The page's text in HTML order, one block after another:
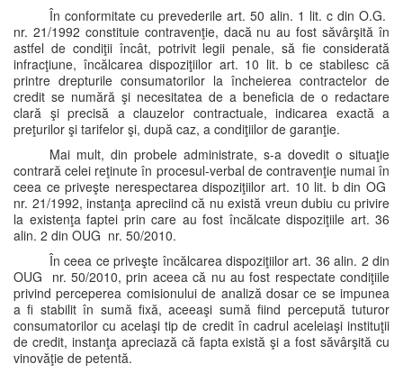
În conformitate cu prevederile art. 50 alin. 1 lit. c din O.G.
nr. 21/1992 constituie contravenţie, dacă nu au fost săvârşită în
astfel de condiţii încât, potrivit legii penale, să fie considerată
infracţiune, încălcarea dispoziţiilor art. 10 lit. b ce stabilesc că
printre drepturile consumatorilor la încheierea contractelor de
credit se numără şi necesitatea de a beneficia de o redactare
clară şi precisă a clauzelor contractuale, indicarea exactă a
preţurilor şi tarifelor şi, după caz, a condiţiilor de garanţie.
Mai mult, din probele administrate, s-a dovedit o situaţie
contrară celei reţinute în procesul-verbal de contravenţie numai în
ceea ce priveşte nerespectarea dispoziţiilor art. 10 lit. b din OG
nr. 21/1992, instanţa apreciind că nu există vreun dubiu cu privire
la existenţa faptei prin care au fost încălcate dispoziţiile art. 36
alin. 2 din OUG nr. 50/2010.
În ceea ce priveşte încălcarea dispoziţiilor art. 36 alin. 2 din
OUG nr. 50/2010, prin aceea că nu au fost respectate condiţiile
privind perceperea comisionului de analiză dosar ce se impunea
a fi stabilit în sumă fixă, aceeaşi sumă fiind percepută tuturor
consumatorilor cu acelaşi tip de credit în cadrul aceleiaşi instituţii
de credit, instanţa apreciază că fapta există şi a fost săvârşită cu
vinovăţie de petentă.